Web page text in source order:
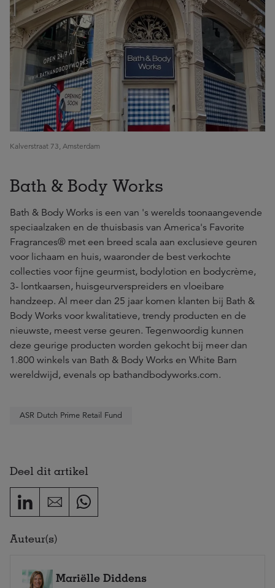
Kalverstraat 73, Amsterdam
Bath & Body Works
Bath & Body Works is een van 's werelds toonaangevende
speciaalzaken en de thuisbasis van America's Favorite
Fragrances® met een breed scala aan exclusieve geuren
voor lichaam en huis, waaronder de best verkochte
collecties voor fijne geurmist, bodylotion en bodycrème,
3- lontkaarsen, huisgeurverspreiders en vloeibare
handzeep. Al meer dan 25 jaar komen klanten bij Bath &
Body Works voor kwalitatieve, trendy producten en de
nieuwste, meest verse geuren. Tegenwoordig kunnen
deze geurige producten worden gekocht bij meer dan
1.800 winkels van Bath & Body Works en White Barn
wereldwijd, evenals op bathandbodyworks.com.
ASR Dutch Prime Retail Fund
Deel dit artikel
Auteur(s)
Mariëlle Diddens